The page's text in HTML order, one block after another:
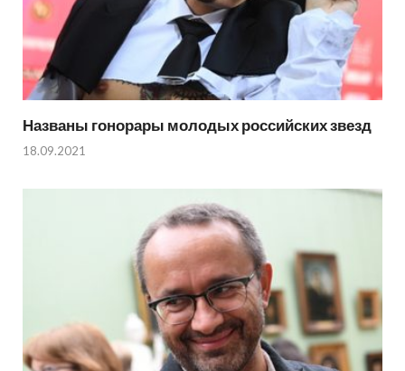
Названы гонорары молодых российских звезд
18.09.2021